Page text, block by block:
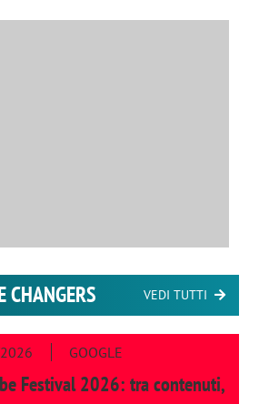
CHANGERS VEDI TUTTI
GOOGLE
Festival 2026: tra contenuti,